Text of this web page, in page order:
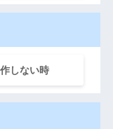
しない時